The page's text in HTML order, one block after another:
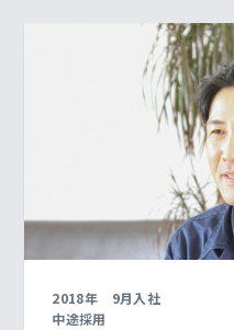
2018年 9月入社
中途採用